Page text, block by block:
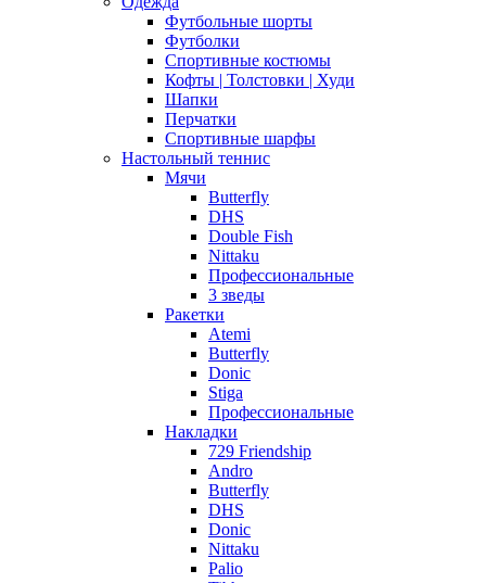
Футбольные шорты
Футболки
Спортивные костюмы
Кофты | Толстовки | Худи
Шапки
Перчатки
Спортивные шарфы
Настольный теннис
Мячи
Butterfly
DHS
Double Fish
Nittaku
Профессиональные
3 зведы
Ракетки
Atemi
Butterfly
Donic
Stiga
Профессиональные
Накладки
729 Friendship
Andro
Butterfly
DHS
Donic
Nittaku
Palio